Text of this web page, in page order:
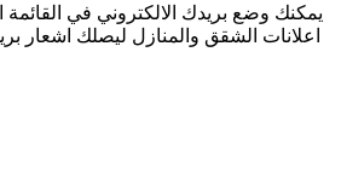
يمكنك وضع بريدك الالكتروني في
اعلانات الشقق والمنازل ليصلك اشعار